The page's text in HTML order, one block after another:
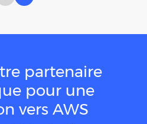
partenaire
pour une
vers AWS